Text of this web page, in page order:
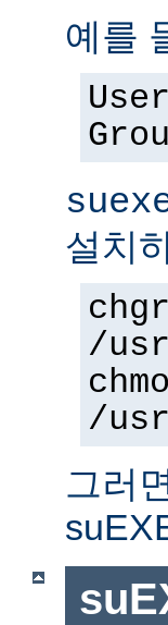
예를
설치
/
/
그러